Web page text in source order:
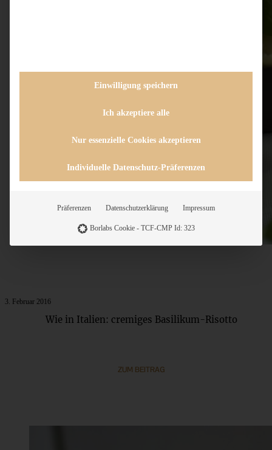
3. Februar 2016
ZUM BEITRAG
Wie in Italien: cremiges Basilikum-Risotto
Einwilligung speichern
Ich akzeptiere alle
Nur essenzielle Cookies akzeptieren
Individuelle Datenschutz-Präferenzen
Präferenzen Datenschutzerklärung Impressum
Borlabs Cookie - TCF-CMP Id: 323